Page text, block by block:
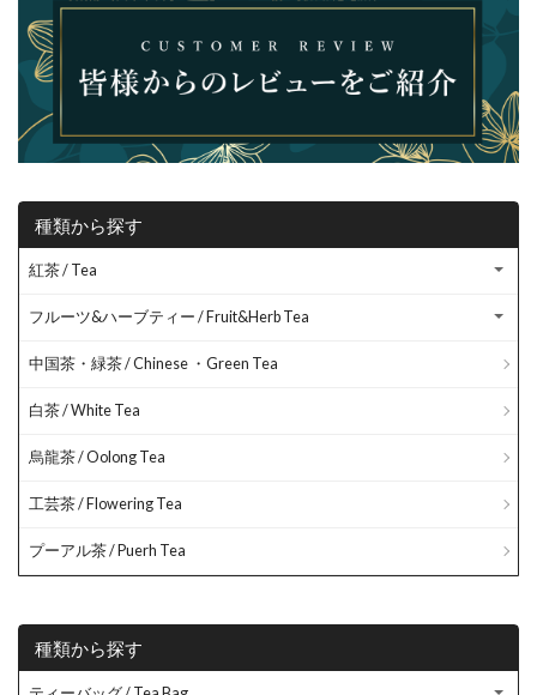
種類から探す
紅茶 / Tea
フルーツ&ハーブティー / Fruit&Herb Tea
中国茶・緑茶 / Chinese ・Green Tea
白茶 / White Tea
烏龍茶 / Oolong Tea
工芸茶 / Flowering Tea
プーアル茶 / Puerh Tea
種類から探す